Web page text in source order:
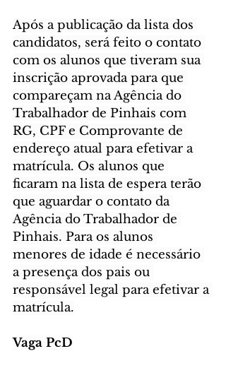
Após a publicação da lista dos
candidatos, será feito o contato
com os alunos que tiveram sua
inscrição aprovada para que
compareçam na Agência do
Trabalhador de Pinhais com
RG, CPF e Comprovante de
endereço atual para efetivar a
matrícula. Os alunos que
ficaram na lista de espera terão
que aguardar o contato da
Agência do Trabalhador de
Pinhais. Para os alunos
menores de idade é necessário
a presença dos pais ou
responsável legal para efetivar a
matrícula.
Vaga PcD